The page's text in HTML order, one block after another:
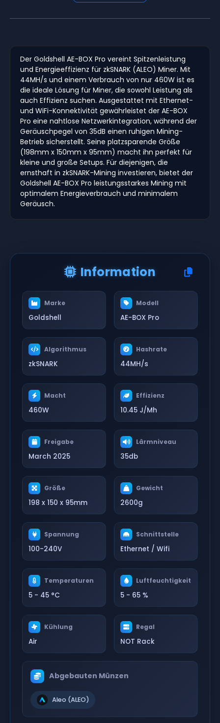
Der Goldshell AE-BOX Pro vereint Spitzenleistung
und Energieeffizienz für zkSNARK (ALEO) Miner. Mit
44MH/s und einem Verbrauch von nur 460W ist es
die ideale Lösung für Miner, die sowohl Leistung als
auch Effizienz suchen. Ausgestattet mit Ethernet-
und WiFi-Konnektivität gewährleistet der AE-BOX
Pro eine nahtlose Netzwerkintegration, während der
Geräuschpegel von 35dB einen ruhigen Mining-
Betrieb sicherstellt. Seine platzsparende Größe
(198mm x 150mm x 95mm) macht ihn perfekt für
kleine und große Setups. Für diejenigen, die
ernsthaft in zkSNARK-Mining investieren, bietet der
Goldshell AE-BOX Pro leistungsstarkes Mining mit
optimalem Energieverbrauch und minimalem
Geräusch.
Information
Marke
Goldshell
Modell
AE-BOX Pro
Algorithmus
zkSNARK
Hashrate
44MH/s
Macht
460W
Effizienz
10.45 J/Mh
Freigabe
March 2025
Lärmniveau
35db
Größe
198 x 150 x 95mm
Gewicht
2600g
Spannung
100-240V
Schnittstelle
Ethernet / Wifi
Temperaturen
5 - 45 °C
Luftfeuchtigkeit
5 - 65 %
Kühlung
Air
Regal
NOT Rack
Abgebauten Münzen
Aleo (ALEO)